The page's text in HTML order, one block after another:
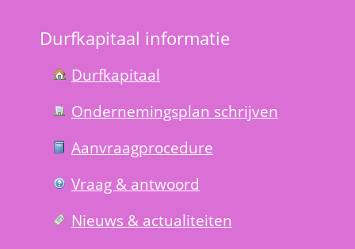
Durfkapitaal informatie
Durfkapitaal
Ondernemings­plan schrijven
Aanvraag­procedure
Vraag & antwoord
Nieuws & actualiteiten